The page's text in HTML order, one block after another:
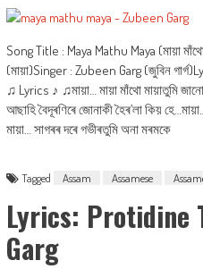
Song Title : Maya Mathu Maya (মায়া
(মায়া)Singer : Zubeen Garg (জুবিন
♫ Lyrics ♪ ♫মায়া… মায়া মাঁথো মায়াতুমি
আছাহি বৈদূৰণিৰে জোনাকী হৈৰ’লা কিয়
মায়া… সাগৰৰ দৰে গভীৰতুমি অনা মৰমকে
Tagged Assam Assamese
Lyrics: Protidine
Garg